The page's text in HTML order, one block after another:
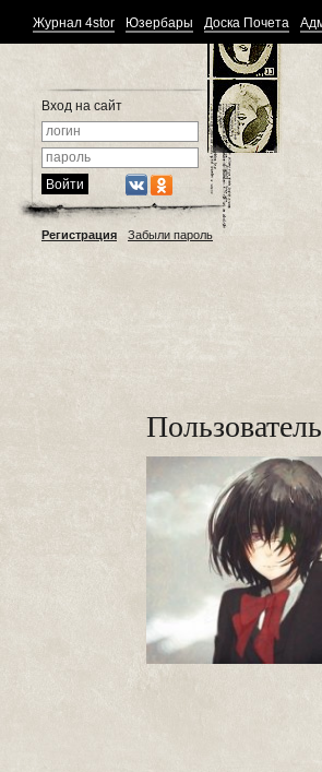
Журнал 4stor Юзербары Доска Почета
Вход на сайт
Регистрация Забыли пароль